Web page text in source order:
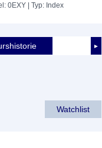
0EXY | Typ: Index
►
Watchlist